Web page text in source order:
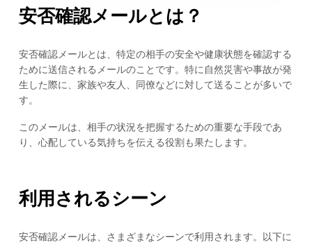
安否確認メールとは？
安否確認メールとは、特定の相手の安全や健康状態を確認する
ために送信されるメールのことです。特に自然災害や事故が発
生した際に、家族や友人、同僚などに対して送ることが多いで
す。
このメールは、相手の状況を把握するための重要な手段であ
り、心配している気持ちを伝える役割も果たします。
利用されるシーン
安否確認メールは、さまざまなシーンで利用されます。以下に